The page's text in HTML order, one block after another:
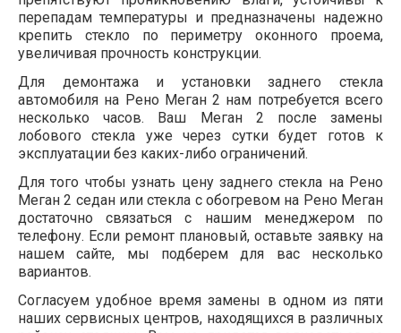
перепадам температуры и предназначены надежно
крепить стекло по периметру оконного проема,
увеличивая прочность конструкции.
Для демонтажа и установки заднего стекла
автомобиля на Рено Меган 2 нам потребуется всего
несколько часов. Ваш Меган 2 после замены
лобового стекла уже через сутки будет готов к
эксплуатации без каких-либо ограничений.
Для того чтобы узнать цену заднего стекла на Рено
Меган 2 седан или стекла с обогревом на Рено Меган
достаточно связаться с нашим менеджером по
телефону. Если ремонт плановый, оставьте заявку на
нашем сайте, мы подберем для вас несколько
вариантов.
Согласуем удобное время замены в одном из пяти
наших сервисных центров, находящихся в различных